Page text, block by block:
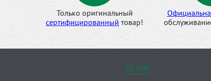
Только оригинальный
сертифицированный товар!
О нас